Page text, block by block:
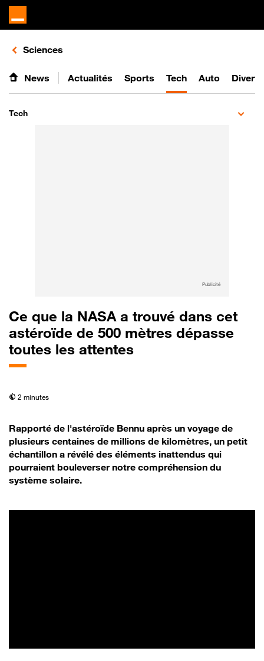
Retours vers le listing d'articles de la catégorie
Sciences
News Actualités Sports Tech Auto
Tech
Publicité
Ce que la NASA a trouvé dans cet
astéroïde de 500 mètres dépasse
toutes les attentes
temps de lecture
2 minutes
Rapporté de l'astéroïde Bennu après un voyage de
plusieurs centaines de millions de kilomètres, un petit
échantillon a révélé des éléments inattendus qui
pourraient bouleverser notre compréhension du
système solaire.